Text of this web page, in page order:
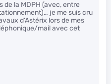
de la MDPH (avec, entre
je me suis cru
d’Astérix lors de mes
mail avec cet